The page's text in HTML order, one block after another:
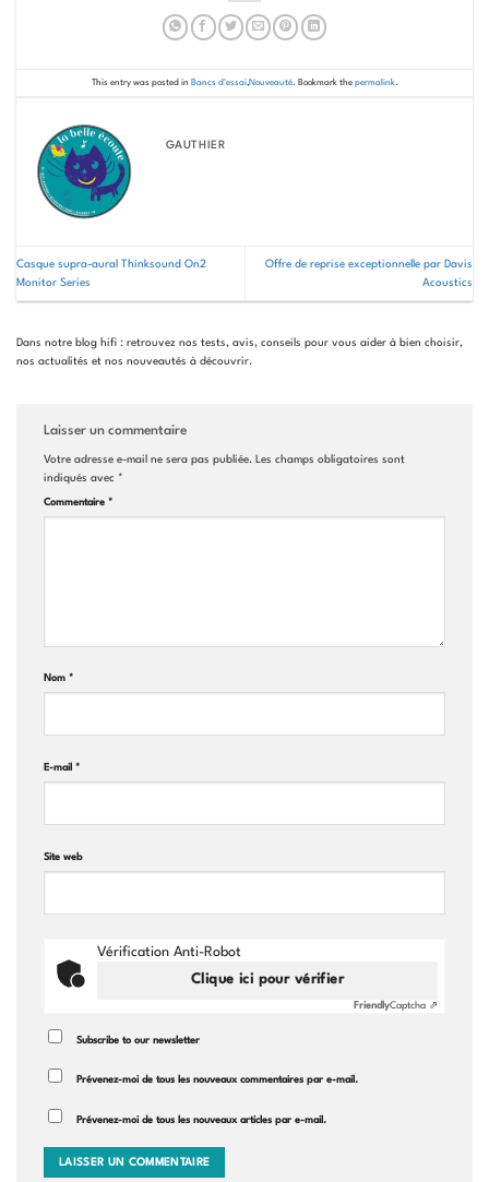
This entry was posted in Bancs d'essai, Nouveauté. Bookmark the permalink.
GAUTHIER
Casque supra-aural Thinksound On2
Monitor Series
Offre de reprise exceptionnelle par Davis
Acoustics
Dans notre blog hifi : retrouvez nos tests, avis, conseils pour vous aider à bien choisir,
nos actualités et nos nouveautés à découvrir.
Laisser un commentaire
Votre adresse e-mail ne sera pas publiée. Les champs obligatoires sont
indiqués avec *
Commentaire *
Nom *
E-mail *
Site web
Vérification Anti-Robot
Clique ici pour vérifier
FriendlyCaptcha ⇗
Subscribe to our newsletter
Prévenez-moi de tous les nouveaux commentaires par e-mail.
Prévenez-moi de tous les nouveaux articles par e-mail.